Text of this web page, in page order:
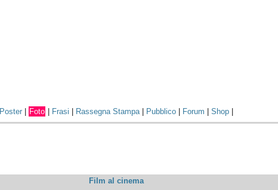
Poster Foto Frasi Rassegna Stampa| Pubblico Forum |Shop
Film al cinema